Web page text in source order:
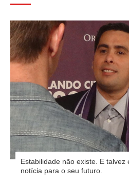
Estabilidade não existe. E talvez
notícia para o seu futuro.